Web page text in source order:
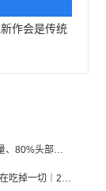
作会是传统
游戏AI“账本”公开：500亿利润增量、80%头部入局，谁在闷声发财？
端游“复活”，出海狂飙，小游戏正在吃掉一切｜2026上半年产业报告